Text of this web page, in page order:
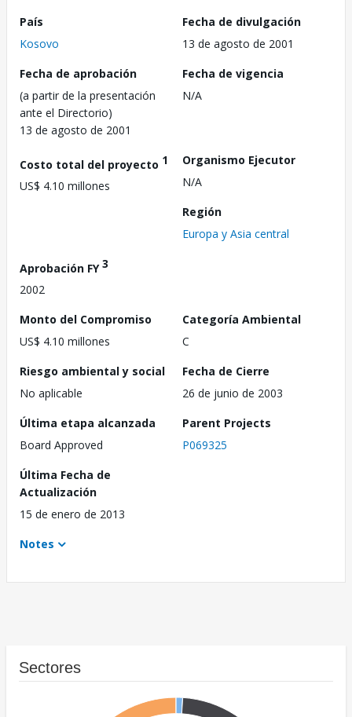
País
Kosovo
Fecha de divulgación
13 de agosto de 2001
Fecha de aprobación
(a partir de la presentación
ante el Directorio)
13 de agosto de 2001
Fecha de vigencia
N/A
Costo total del proyecto 1
US$ 4.10 millones
Organismo Ejecutor
N/A
Región
Europa y Asia central
Aprobación FY3
2002
Monto del Compromiso
US$ 4.10 millones
Categoría Ambiental
C
Riesgo ambiental y social
No aplicable
Fecha de Cierre
26 de junio de 2003
Última etapa alcanzada
Board Approved
Parent Projects
P069325
Última Fecha de
Actualización
15 de enero de 2013
Notes
Sectores